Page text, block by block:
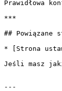
Prawidłowa
***
## Powiązane
* [Strona
Jeśli masz
---